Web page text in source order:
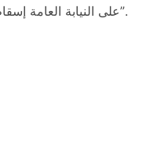
“على النيابة العامة إسقاط الدعوى الجزائية إذا ثبت لها عدم كفاية الأدلة، أو وجود مانع قانوني من متابعة المتهم”.